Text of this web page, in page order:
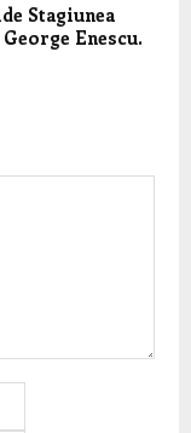
Stagiunea
Enescu.